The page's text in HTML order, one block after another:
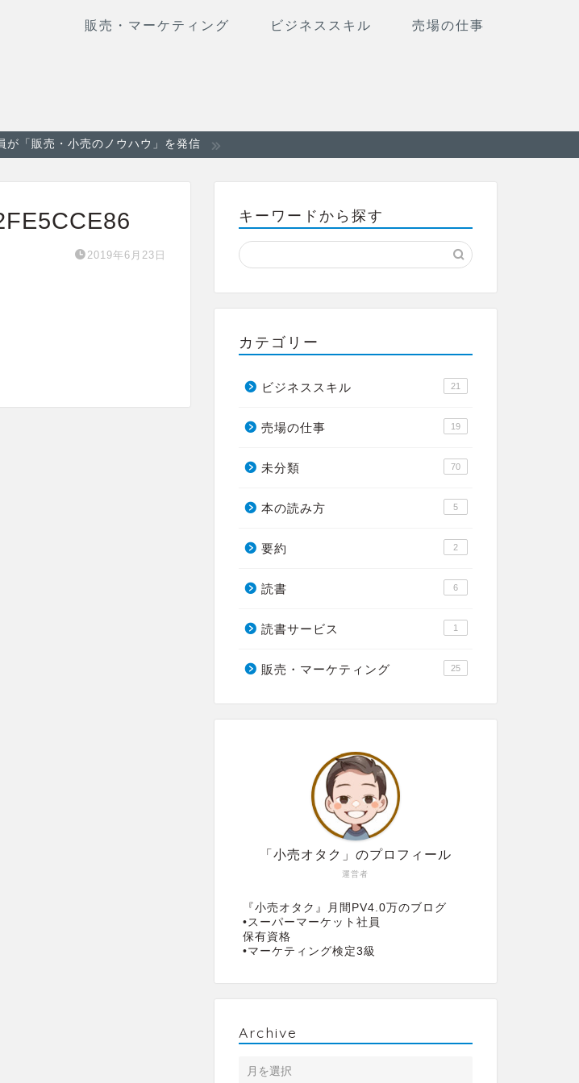
販売・マーケティング ビジネススキル 売場の仕事
が「販売・小売のノウハウ」を発信
2019年6月23日
キーワードから探す
カテゴリー
ビジネススキル 21
売場の仕事 19
未分類 70
本の読み方 5
要約 2
読書 6
読書サービス 1
販売・マーケティング 25
運営者
「小売オタク」のプロフィール
『小売オタク』月間PV4.0万のブログ
•スーパーマーケット社員
保有資格
•マーケティング検定3級
Archive